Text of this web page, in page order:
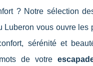
? Notre sélection
Luberon vous ouvre les
sérénité et
de votre